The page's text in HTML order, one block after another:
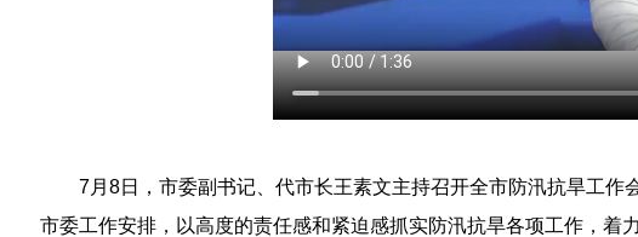
7月8日，市委副书记、代市长王素文主持召开全市防汛抗旱工
市委工作安排，以高度的责任感和紧迫感抓实防汛抗旱各项工作，着